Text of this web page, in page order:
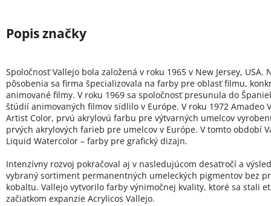
Spoločnosť Vallejo bola založená v roku 1965 v New Jersey, USA.
pôsobenia sa firma špecializovala na farby pre oblasť filmu,
animované filmy. V roku 1969 sa spoločnosť presunula do
štúdií animovaných filmov sídlilo v Európe. V roku 1972 Amadeo
Artist Color, prvú akrylovú farbu pre výtvarných umelcov
prvých akrylových farieb pre umelcov v Európe. V tomto období
Liquid Watercolor – farby pre grafický dizajn.
Intenzívny rozvoj pokračoval aj v nasledujúcom desaťročí a
vybraný sortiment permanentných umeleckých pigmentov bez
kobaltu. Vallejo vytvorilo farby výnimočnej kvality, ktoré sa stali
začiatkom expanzie Acrylicos Vallejo.